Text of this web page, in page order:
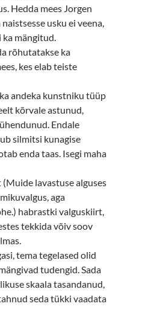
Hedda mees Jorgen
usku ei veena,
ka mängitud.
rõhutatakse ka
kes elab teiste
andeka kunstniku tüüp
kõrvale astunud,
Endale
silmitsi kunagise
enda taas. Isegi maha
lavastuse alguses
aga
habrastki valguskiirt,
tekkida võiv soov
tema tegelased olid
tudengid. Sada
skaala tasandanud,
seda tükki vaadata